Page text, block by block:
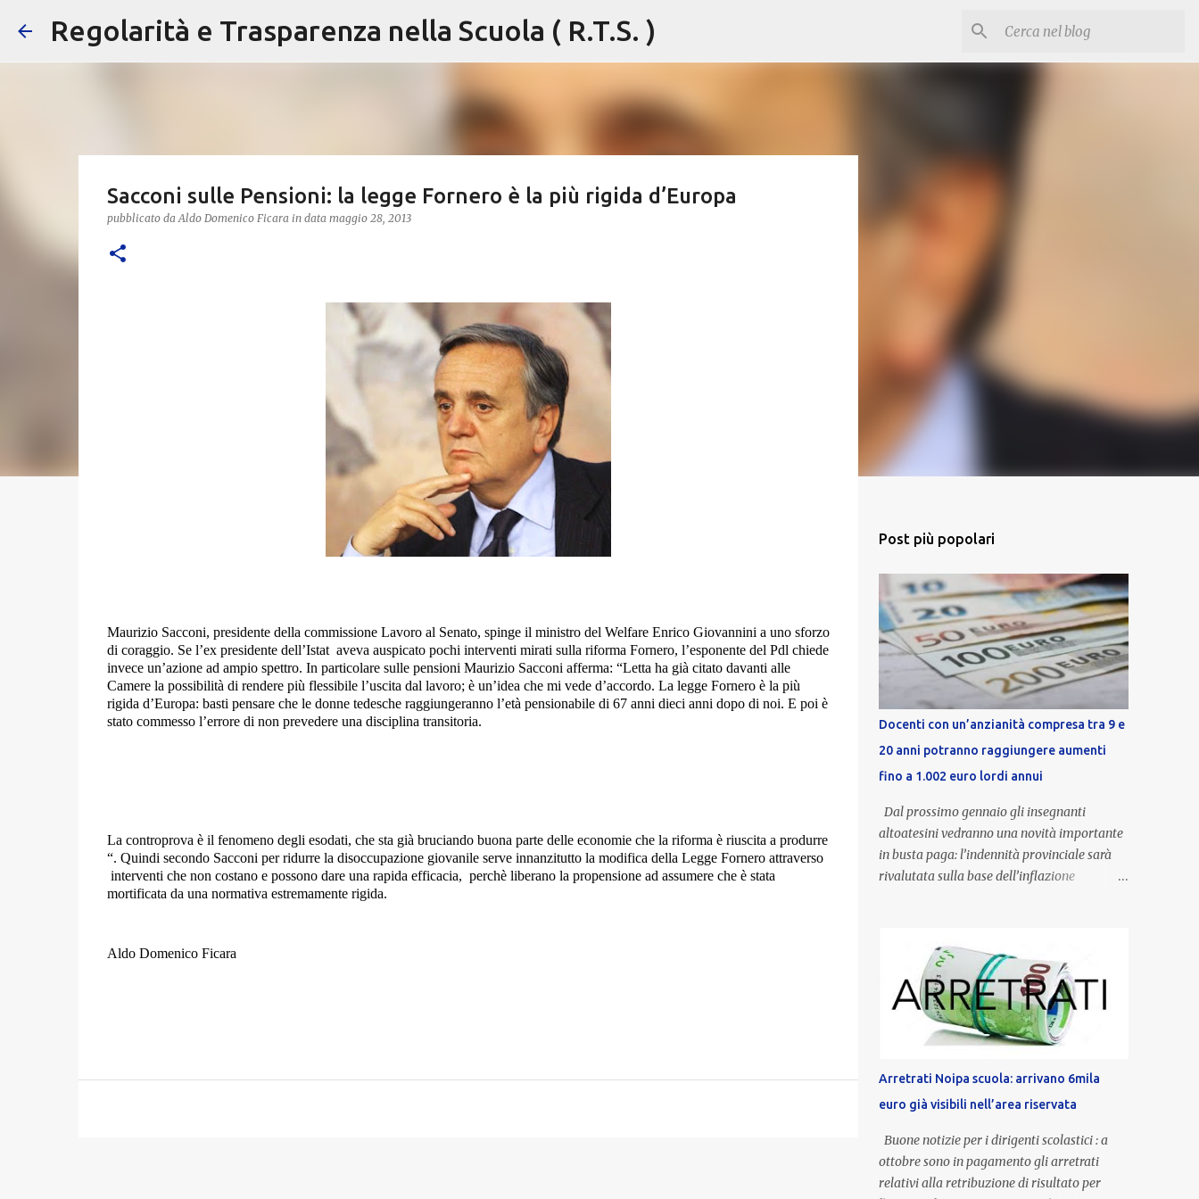
Passa ai contenuti principali
Regolarità e Trasparenza nella Scuola ( R.T.S. )
Sacconi sulle Pensioni: la legge Fornero è la più rigida d’Europa
pubblicato daAldo Domenico Ficara in data maggio 28, 2013
Maurizio Sacconi, presidente della commissione Lavoro al Senato, spinge il ministro del Welfare Enrico Giovannini a uno sforzo
di coraggio. Se l’ex presidente dell’Istat aveva auspicato pochi interventi mirati sulla riforma Fornero, l’esponente del Pdl chiede
invece un’azione ad ampio spettro. In particolare sulle pensioni Maurizio Sacconi afferma: “Letta ha già citato davanti alle
Camere la possibilità di rendere più flessibile l’uscita dal lavoro; è un’idea che mi vede d’accordo. La legge Fornero è la più
rigida d’Europa: basti pensare che le donne tedesche raggiungeranno l’età pensionabile di 67 anni dieci anni dopo di noi. E poi è
stato commesso l’errore di non prevedere una disciplina transitoria.
La controprova è il fenomeno degli esodati, che sta già bruciando buona parte delle economie che la riforma è riuscita a produrre
“. Quindi secondo Sacconi per ridurre la disoccupazione giovanile serve innanzitutto la modifica della Legge Fornero attraverso
interventi che non costano e possono dare una rapida efficacia, perchè liberano la propensione ad assumere che è stata
mortificata da una normativa estremamente rigida.
Aldo Domenico Ficara
Post più popolari
Docenti con un’anzianità compresa tra 9 e
20 anni potranno raggiungere aumenti
fino a 1.002 euro lordi annui
Dal prossimo gennaio gli insegnanti
altoatesini vedranno una novità importante
in busta paga: l’indennità provinciale sarà
rivalutata sulla base dell’inflazione
un’anzianità compresa tra 9 e 20 anni
potranno raggiungere fino a 1.002 euro lordi
annui. Il nuovo contratto provinciale
introduce inoltre un congedo speciale
dedicato alle donne vittime di violenza di
genere, in linea con la normativa nazionale e
con l’obiettivo di offrire maggiore tutela e
supporto in situazioni delicate. L’indennità
provinciale per i docenti è un unicum in
Italia: si tratta di una misura esclusiva della
Provincia autonoma di Bolzano, che integra
Arretrati Noipa scuola: arrivano 6mila
euro già visibili nell’area riservata
Buone notizie per i dirigenti scolastici : a
ottobre sono in pagamento gli arretrati
relativi alla retribuzione di risultato per